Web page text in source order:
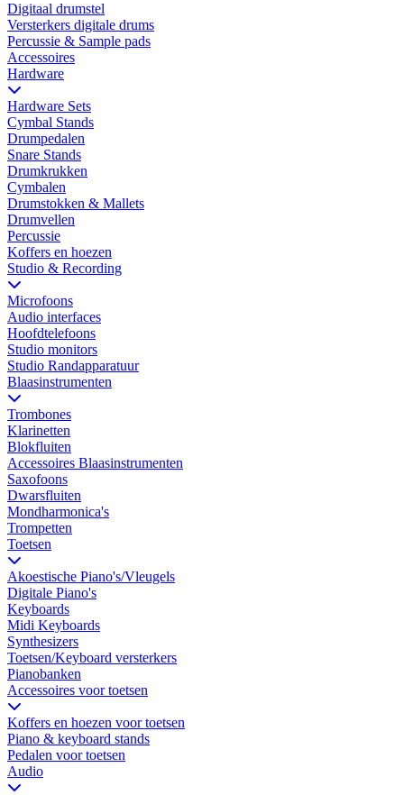
Digitaal drumstel
Versterkers digitale drums
Percussie & Sample pads
Accessoires
Hardware
Hardware Sets
Cymbal Stands
Drumpedalen
Snare Stands
Drumkrukken
Cymbalen
Drumstokken & Mallets
Drumvellen
Percussie
Koffers en hoezen
Studio & Recording
Microfoons
Audio interfaces
Hoofdtelefoons
Studio monitors
Studio Randapparatuur
Blaasinstrumenten
Trombones
Klarinetten
Blokfluiten
Accessoires Blaasinstrumenten
Saxofoons
Dwarsfluiten
Mondharmonica's
Trompetten
Toetsen
Akoestische Piano's/Vleugels
Digitale Piano's
Keyboards
Midi Keyboards
Synthesizers
Toetsen/Keyboard versterkers
Pianobanken
Accessoires voor toetsen
Koffers en hoezen voor toetsen
Piano & keyboard stands
Pedalen voor toetsen
Audio